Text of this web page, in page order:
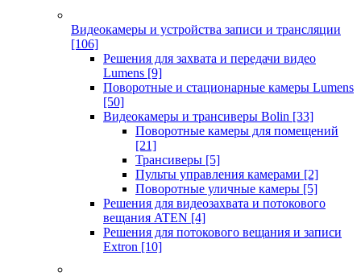
Видеокамеры и устройства записи и трансляции
[106]
Решения для захвата и передачи видео
Lumens [9]
Поворотные и стационарные камеры Lumens
[50]
Видеокамеры и трансиверы Bolin [33]
Поворотные камеры для помещений
[21]
Трансиверы [5]
Пульты управления камерами [2]
Поворотные уличные камеры [5]
Решения для видеозахвата и потокового
вещания ATEN [4]
Решения для потокового вещания и записи
Extron [10]